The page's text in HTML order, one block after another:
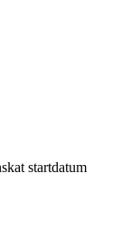
startdatum